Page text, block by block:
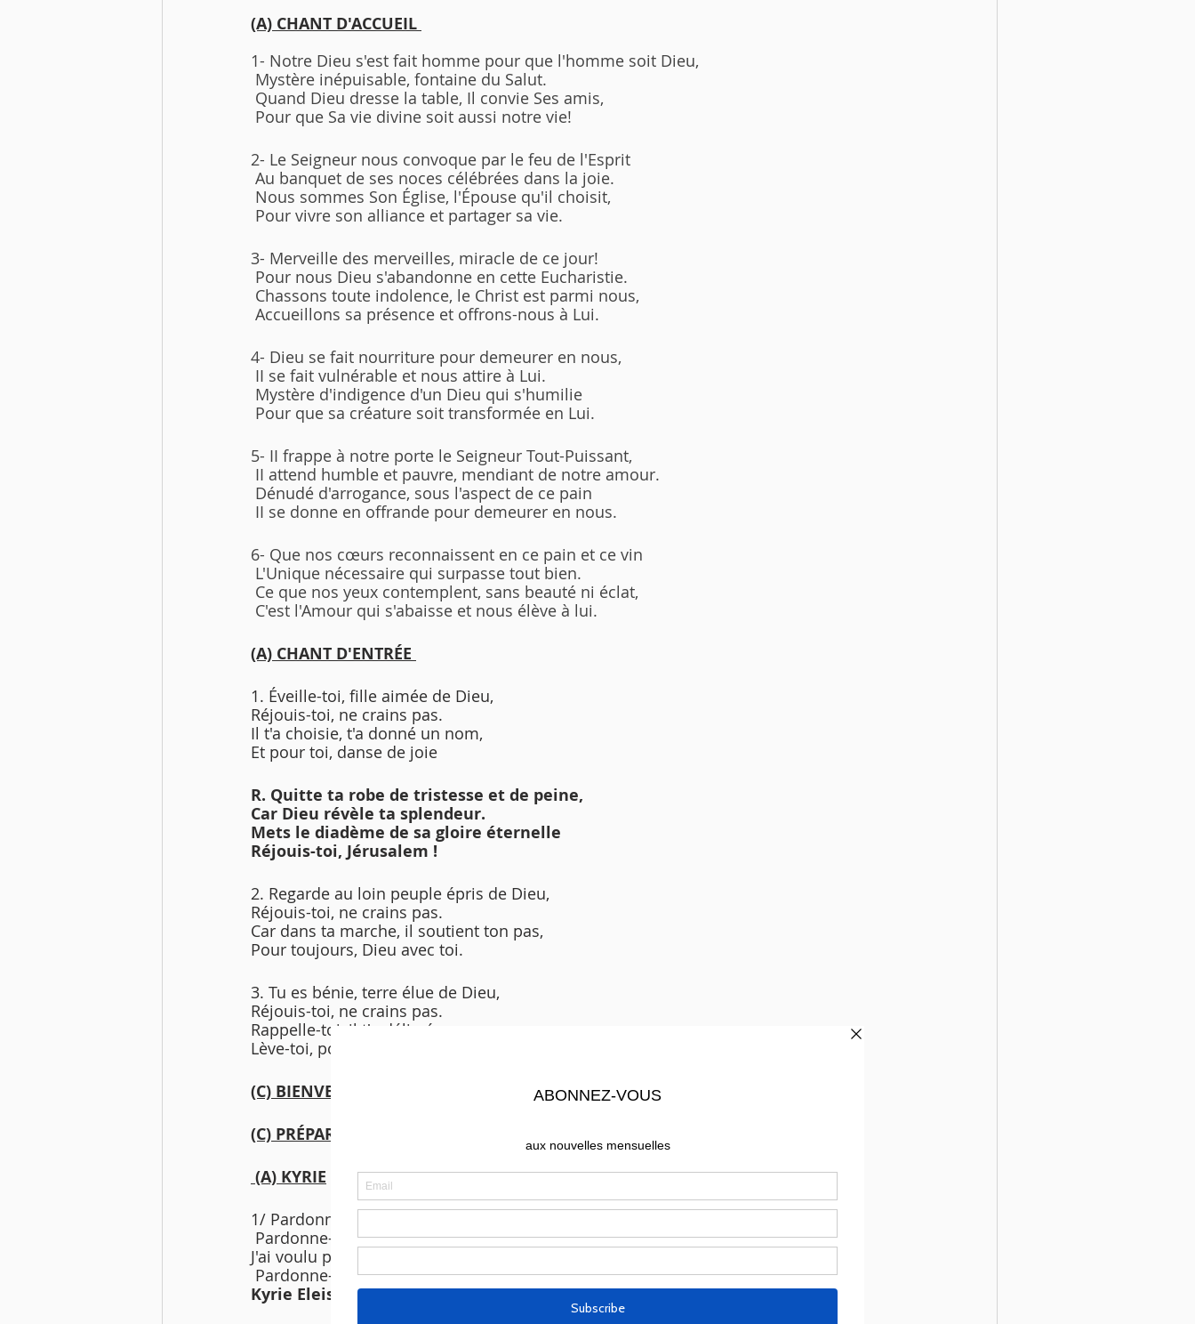
(A) CHANT D'ACCUEIL
1- Notre Dieu s'est fait homme pour que l'homme soit Dieu,
Mystère inépuisable, fontaine du Salut.
Quand Dieu dresse la table, Il convie Ses amis,
Pour que Sa vie divine soit aussi notre vie!
2- Le Seigneur nous convoque par le feu de l'Esprit
Au banquet de ses noces célébrées dans la joie.
Nous sommes Son Église, l'Épouse qu'il choisit,
Pour vivre son alliance et partager sa vie.
3- Merveille des merveilles, miracle de ce jour!
Pour nous Dieu s'abandonne en cette Eucharistie.
Chassons toute indolence, le Christ est parmi nous,
Accueillons sa présence et offrons-nous à Lui.
4- Dieu se fait nourriture pour demeurer en nous,
II se fait vulnérable et nous attire à Lui.
Mystère d'indigence d'un Dieu qui s'humilie
Pour que sa créature soit transformée en Lui.
5- II frappe à notre porte le Seigneur Tout-Puissant,
II attend humble et pauvre, mendiant de notre amour.
Dénudé d'arrogance, sous l'aspect de ce pain
II se donne en offrande pour demeurer en nous.
6- Que nos cœurs reconnaissent en ce pain et ce vin
L'Unique nécessaire qui surpasse tout bien.
Ce que nos yeux contemplent, sans beauté ni éclat,
C'est l'Amour qui s'abaisse et nous élève à lui.
(A) CHANT D'ENTRÉE
1. Éveille-toi, fille aimée de Dieu,
Réjouis-toi, ne crains pas.
Il t'a choisie, t'a donné un nom,
Et pour toi, danse de joie
R. Quitte ta robe de tristesse et de peine,
Car Dieu révèle ta splendeur.
Mets le diadème de sa gloire éternelle
Réjouis-toi, Jérusalem !
2. Regarde au loin peuple épris de Dieu,
Réjouis-toi, ne crains pas.
Car dans ta marche, il soutient ton pas,
Pour toujours, Dieu avec toi.
3. Tu es bénie, terre élue de Dieu,
Réjouis-toi, ne crains pas.
Rappelle-toi, il t'a délivrée,
Lève-toi, porte sa paix
(C) BIENVENUE
(C) PRÉPARATION PÉNITENTIELLE
(A) KYRIE
1/ Pardonne-moi, Seigneur, j'ai renié ton nom
Pardonne-moi, Seigneur, j'ai quitté ta maison
J'ai voulu posséder sans attendre ton don
Pardonne-moi et purifie mon coeur
Kyrie Eleison, Kyrie Eleison (bis)